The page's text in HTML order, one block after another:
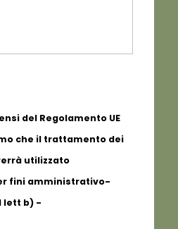
del Regolamento UE
che il trattamento dei
utilizzato
fini amministrativo-
lett b) -